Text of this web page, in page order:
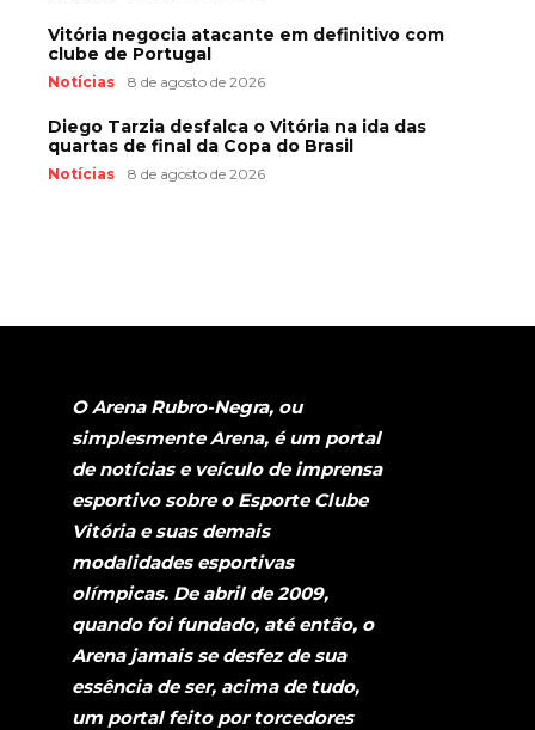
Vitória negocia atacante em definitivo com
clube de Portugal
Notícias 8 de agosto de 2026
Diego Tarzia desfalca o Vitória na ida das
quartas de final da Copa do Brasil
Notícias 8 de agosto de 2026
O Arena Rubro-Negra, ou
simplesmente Arena, é um portal
de notícias e veículo de imprensa
esportivo sobre o Esporte Clube
Vitória e suas demais
modalidades esportivas
olímpicas. De abril de 2009,
quando foi fundado, até então, o
Arena jamais se desfez de sua
essência de ser, acima de tudo,
um portal feito por torcedores